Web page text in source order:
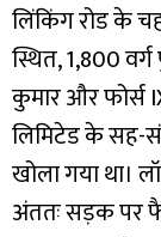
लिंकिंग रोड के
स्थित, 1,800
कुमार और फोर्स
लिमिटेड के सह-
खोला गया था।
अंततः सड़क पर